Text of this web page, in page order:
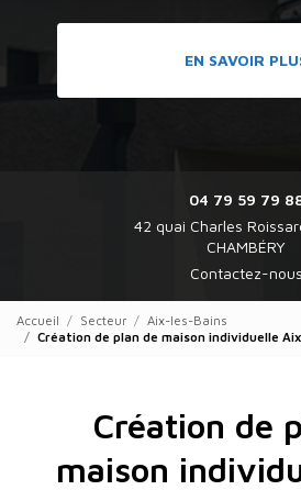
EN SAVOIR
04 79 59 79
42 quai Charles
CHAMBÉRY
Contactez-nous
Accueil Secteur
Aix-les-Bains
Création de plan de maison individuelle
Création de
maison